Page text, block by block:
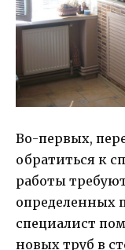
Во-первых,
обратиться к
работы
определенных
специалист
новых труб в